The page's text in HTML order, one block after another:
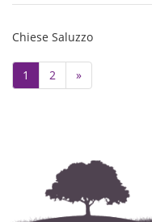
Chiese Saluzzo
1 2 »Next